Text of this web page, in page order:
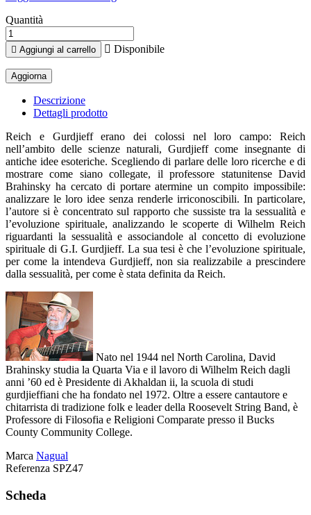
Quantità
 Aggiungi al carrello  Disponibile
Descrizione
Dettagli prodotto
Reich e Gurdjieff erano dei colossi nel loro campo: Reich
nell’ambito delle scienze naturali, Gurdjieff come insegnante di
antiche idee esoteriche. Scegliendo di parlare delle loro ricerche e di
mostrare come siano collegate, il professore statunitense David
Brahinsky ha cercato di portare atermine un compito impossibile:
analizzare le loro idee senza renderle irriconoscibili. In particolare,
l’autore si è concentrato sul rapporto che sussiste tra la sessualità e
l’evoluzione spirituale, analizzando le scoperte di Wilhelm Reich
riguardanti la sessualità e associandole al concetto di evoluzione
spirituale di G.I. Gurdjieff. La sua tesi è che l’evoluzione spirituale,
per come la intendeva Gurdjieff, non sia realizzabile a prescindere
dalla sessualità, per come è stata definita da Reich.
Nato nel 1944 nel North Carolina, David
Brahinsky studia la Quarta Via e il lavoro di Wilhelm Reich dagli
anni ’60 ed è Presidente di Akhaldan ii, la scuola di studi
gurdjieffiani che ha fondato nel 1972. Oltre a essere cantautore e
chitarrista di tradizione folk e leader della Roosevelt String Band, è
Professore di Filosofia e Religioni Comparate presso il Bucks
County Community College.
Marca Nagual
Referenza SPZ47
Scheda